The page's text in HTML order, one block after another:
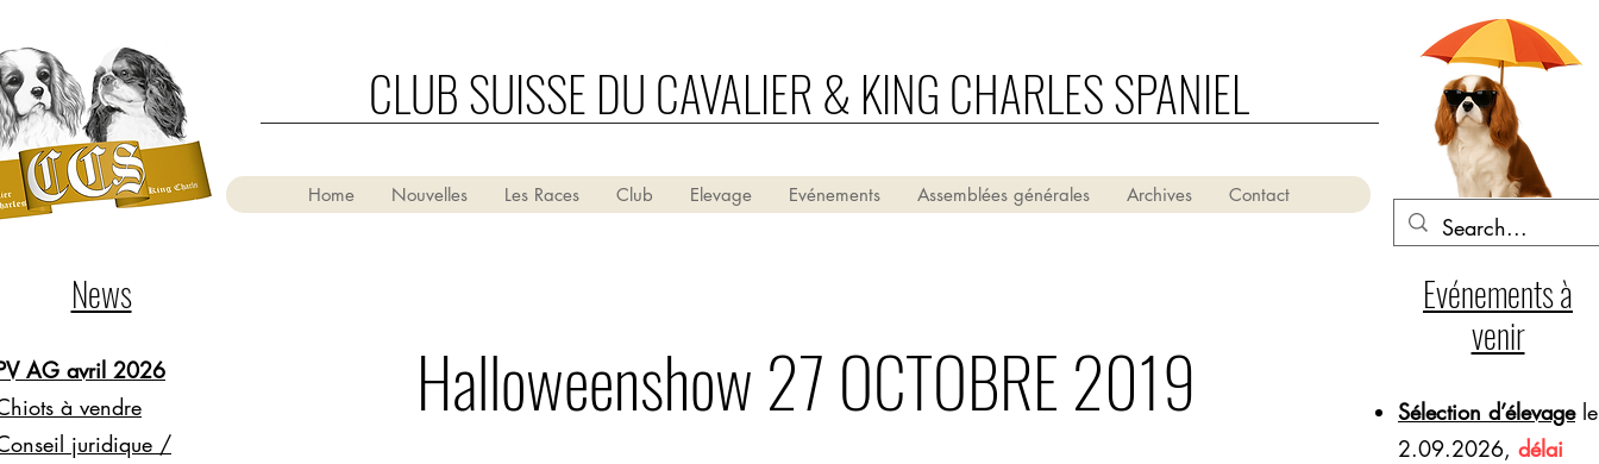
CLUB SUISSE DU CAVALIER & KING CHARLES SPANIEL
Home Nouvelles Les Races Club Elevage Evénements Assemblées générales Archives Contact
Halloweenshow 27 OCTOBRE 2019
Evénements à
venir
Sélection d’élevagele
2.09.2026, délai
News
AG avril 2026
à vendre
juridique /